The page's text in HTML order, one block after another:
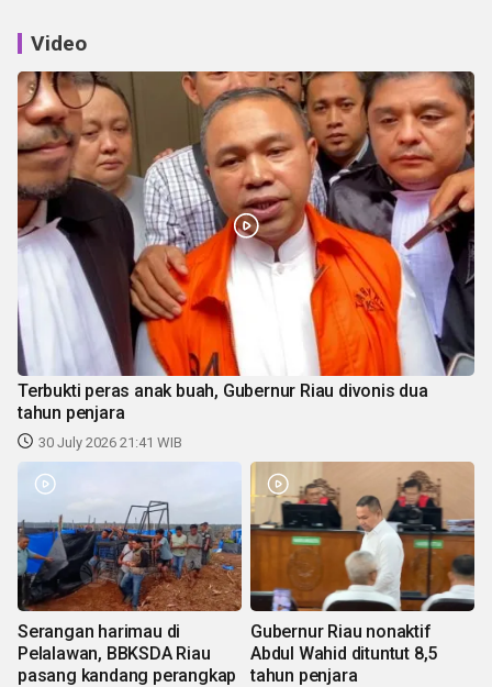
Video
Terbukti peras anak buah, Gubernur Riau divonis dua
tahun penjara
30 July 2026 21:41 WIB
Serangan harimau di
Pelalawan, BBKSDA Riau
pasang kandang perangkap
Gubernur Riau nonaktif
Abdul Wahid dituntut 8,5
tahun penjara